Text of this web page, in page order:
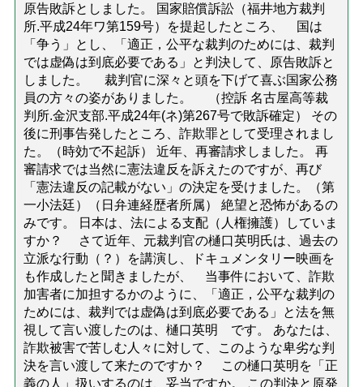
原告敗訴としました。 国家賠償訴訟（福井地方裁判
所.平成24年ワ第159号）を提起したところ、 国は
「争う」とし、「適正，公平な裁判のためには、裁判
では虚偽は到底必要である」と判決して、原告敗訴と
しました。 裁判官に深々と頭を下げて喜ぶ国家公務
員の方々の姿がありました。 （控訴 名古屋高等裁
判所.金沢支部.平成24年(ネ)第267号で敗訴確定） その
後に刑事告発したところ、詐欺罪として受理されまし
た。（時効で不起訴） 近年、再審請求しました。 再
審請求では当然に憲法違反を訴えたのですが、再び
「憲法違反の記載がない」の決定を受けました。（第
一小法廷）（日弁連経歴者所属） 絶望と恐怖があるの
みです。 日本は、法による支配（人権擁護）していま
すか？ さて近年、元裁判官の樋口英明氏は、過去の
立派な行動（？）を講演し、ドキュメンタリー映画を
も作成したと聞きましたが、 当事件において、詐欺
加害者に加担するかのように、「適正，公平な裁判の
ためには、裁判では虚偽は到底必要である」と法を無
視して言い渡したのは、樋口英明 です。 あなたは、
詐欺被害で苦しむ人々に対して、このような卑劣な判
決を言い渡して来たのですか？ この樋口英明を「正
義の人」扱いするのは、妥当ですか。 この判決と原発